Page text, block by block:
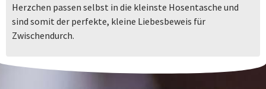
Herzchen passen selbst in die kleinste Hosentasche und
sind somit der perfekte, kleine Liebesbeweis für
Zwischendurch.